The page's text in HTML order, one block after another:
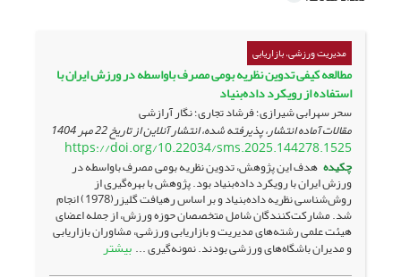
مدیریت ورزشی، بازاریابی
مطالعه کیفی تدوین نظریه بومی مصرف باواسطه در ورزش ایران با
استفاده از رویکرد داده‌بنیاد
سحر سهرابی شیرازی؛ فرشاد تجاری؛ نگار آرازشی
مقالات آماده انتشار، پذیرفته شده، انتشار آنلاین از تاریخ22 مهر 1404
https://doi.org/10.22034/sms.2025.144278.1525
چکیده هدف این پژوهش، تدوین نظریه بومی مصرف باواسطه در
ورزش ایران با رویکرد داده‌بنیاد بود. پژوهش با بهره‌گیری از
روش‌شناسی نظریه داده‌بنیاد و بر اساس رهیافت گلیزر(1978) انجام
شد. مشارکت‌کنندگان شامل متخصصان حوزه ورزش، از جمله اعضای
هیئت علمی رشته‌های مدیریت و بازاریابی ورزشی، مشاوران بازاریابی
و مدیران باشگاه‌های ورزشی بودند. نمونه‌گیری ... بیشتر